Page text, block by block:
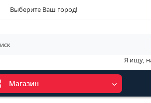
Выберите Ваш город!
Я ищу,
Магазин